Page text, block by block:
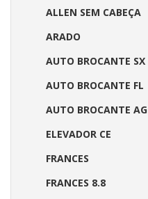
ALLEN SEM CABEÇA
ARADO
AUTO BROCANTE SX
AUTO BROCANTE FL
AUTO BROCANTE AG
ELEVADOR CE
FRANCES
FRANCES 8.8